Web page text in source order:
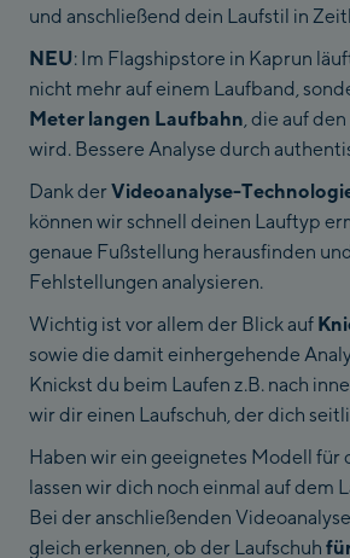
und anschließend dein Laufstil in
NEU: Im Flagshipstore in Kaprun
nicht mehr auf einem Laufband,
Meter langen Laufbahn, die auf
wird. Bessere Analyse durch
Dank derVideoanalyse-
können wir schnell deinen Lauftyp
genaue Fußstellung herausfinden
Fehlstellungen analysieren.
Wichtig ist vor allem der Blick auf
sowie die damit einhergehende
Knickst du beim Laufen z.B. nach
wir dir einen Laufschuh, der dich
Haben wir ein geeignetes Modell für
lassen wir dich noch einmal auf dem
Bei der anschließenden
gleich erkennen, ob der Laufschuh